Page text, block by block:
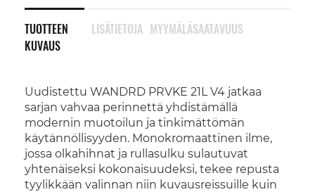
TUOTTEEN
KUVAUS
Uudistettu WANDRD PRVKE 21L V4 jatkaa
sarjan vahvaa perinnettä yhdistämällä
modernin muotoilun ja tinkimättömän
käytännöllisyyden. Monokromaattinen ilme,
jossa olkahihnat ja rullasulku sulautuvat
yhtenäiseksi kokonaisuudeksi, tekee repusta
tyylikkään valinnan niin kuvausreissuille kuin
LISÄTIETOJA MYYMÄLÄSAATAVUUS